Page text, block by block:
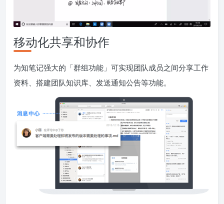
移动化共享和协作
为知笔记强大的「群组功能」可实现团队成员之间分享工作
资料、搭建团队知识库、发送通知公告等功能。